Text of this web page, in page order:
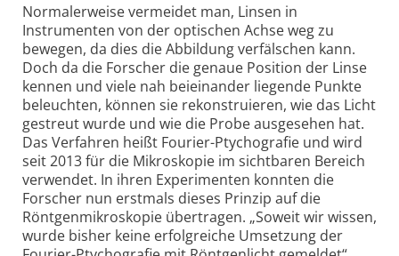
Normalerweise vermeidet man, Linsen in
Instrumenten von der optischen Achse weg zu
bewegen, da dies die Abbildung verfälschen kann.
Doch da die Forscher die genaue Position der Linse
kennen und viele nah beieinander liegende Punkte
beleuchten, können sie rekonstruieren, wie das Licht
gestreut wurde und wie die Probe ausgesehen hat.
Das Verfahren heißt Fourier-Ptychografie und wird
seit 2013 für die Mikroskopie im sichtbaren Bereich
verwendet. In ihren Experimenten konnten die
Forscher nun erstmals dieses Prinzip auf die
Röntgenmikroskopie übertragen. „Soweit wir wissen,
wurde bisher keine erfolgreiche Umsetzung der